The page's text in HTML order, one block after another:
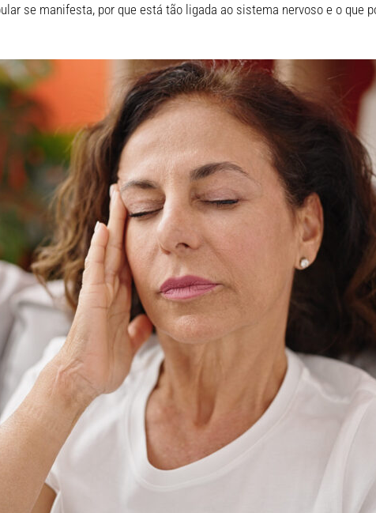
se manifesta, por que está tão ligada ao sistema nervoso e o que